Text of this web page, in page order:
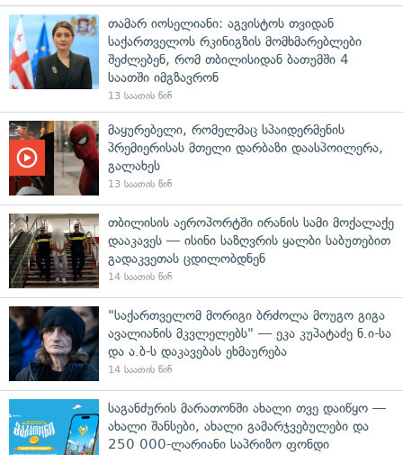
თამარ იოსელიანი: აგვისტოს თვიდან
საქართველოს რკინიგზის მომხმარებლები
შეძლებენ, რომ თბილისიდან ბათუმში 4
საათში იმგზავრონ
13 საათის წინ
მაყურებელი, რომელმაც სპაიდერმენის
პრემიერისას მთელი დარბაზი დაასპოილერა,
გალახეს
13 საათის წინ
თბილისის აეროპორტში ირანის სამი მოქალაქე
დააკავეს — ისინი საზღვრის ყალბი საბუთებით
გადაკვეთას ცდილობდნენ
14 საათის წინ
"საქართველომ მორიგი ბრძოლა მოუგო გიგა
ავალიანის მკვლელებს" — ეკა კუპატაძე ნ.ი-სა
და ა.ბ-ს დაკავებას ეხმაურება
14 საათის წინ
საგანძურის მარათონში ახალი თვე დაიწყო —
ახალი შანსები, ახალი გამარჯვებულები და
250 000-ლარიანი საპრიზო ფონდი